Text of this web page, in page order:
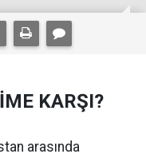
KARŞI?
arasında